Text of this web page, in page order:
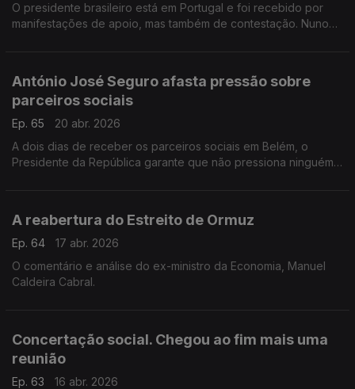
O presidente brasileiro está em Portugal e foi recebido por
manifestações de apoio, mas também de contestação. Nuno
António José Seguro afasta pressão sobre
parceiros sociais
Ep. 65
20 abr. 2026
A dois dias de receber os parceiros sociais em Belém, o
Presidente da República garante que não pressiona ninguém
A reabertura do Estreito de Ormuz
Ep. 64
17 abr. 2026
O comentário e análise do ex-ministro da Economia, Manuel
Caldeira Cabral.
Concertação social. Chegou ao fim mais uma
reunião
Ep. 63
16 abr. 2026